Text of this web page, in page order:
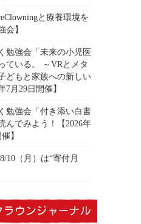
と療養環境を
会】
勉強会「未来の小児医
ている。 ～VRとメタ
どもと家族への新しい
7月29日開催】
勉強会「付き添い白書
んでみよう！【2026年
】
10（月）は“寄付月
ラウンジャーナル